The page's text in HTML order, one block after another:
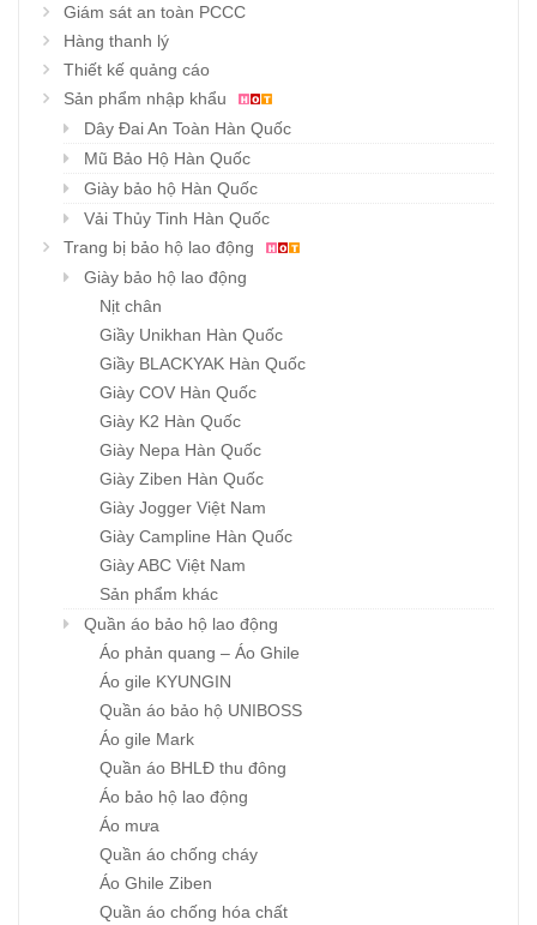
Giám sát an toàn PCCC
Hàng thanh lý
Thiết kế quảng cáo
Sản phẩm nhập khẩu
Dây Đai An Toàn Hàn Quốc
Mũ Bảo Hộ Hàn Quốc
Giày bảo hộ Hàn Quốc
Vải Thủy Tinh Hàn Quốc
Trang bị bảo hộ lao động
Giày bảo hộ lao động
Nịt chân
Giầy Unikhan Hàn Quốc
Giầy BLACKYAK Hàn Quốc
Giày COV Hàn Quốc
Giày K2 Hàn Quốc
Giày Nepa Hàn Quốc
Giày Ziben Hàn Quốc
Giày Jogger Việt Nam
Giày Campline Hàn Quốc
Giày ABC Việt Nam
Sản phẩm khác
Quần áo bảo hộ lao động
Áo phản quang – Áo Ghile
Áo gile KYUNGIN
Quần áo bảo hộ UNIBOSS
Áo gile Mark
Quần áo BHLĐ thu đông
Áo bảo hộ lao động
Áo mưa
Quần áo chống cháy
Áo Ghile Ziben
Quần áo chống hóa chất